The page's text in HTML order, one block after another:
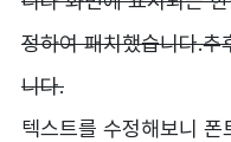
정하여 패치했습니다.
니다.
텍스트를 수정해보니